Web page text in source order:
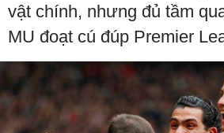
vật chính, nhưng đủ tầm
MU đoạt cú đúp Premier